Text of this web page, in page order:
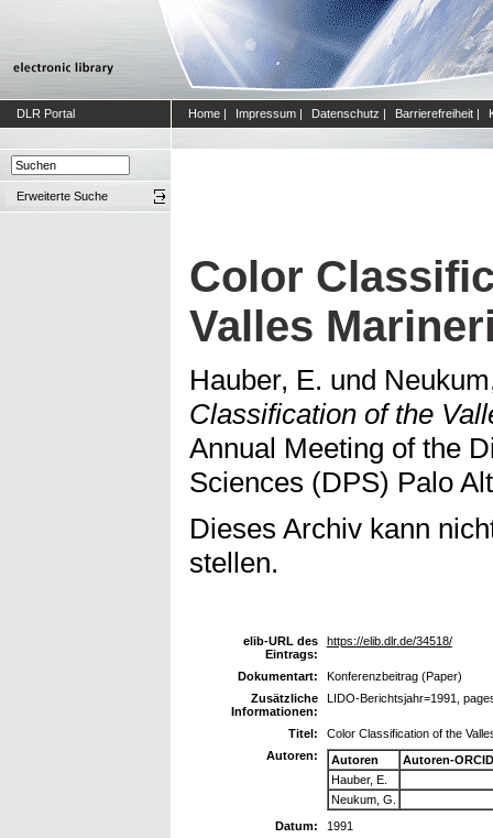
DLR Portal Home | Impressum | Datenschutz | Barrierefreiheit |
Erweiterte Suche
Color
Valles
Hauber, E. und
Classification of the
Annual Meeting of the
Sciences (DPS) Palo
Dieses Archiv kann
stellen.
elib-URL des
Eintrags:
https://elib.dlr.de/34518/
Dokumentart:
Konferenzbeitrag (Paper)
Zusätzliche
Informationen:
LIDO-Berichtsjahr=1991,
Titel:
Color Classification of the
Autoren:
Autoren
Autoren-
Hauber, E.
Neukum, G.
Datum:
1991